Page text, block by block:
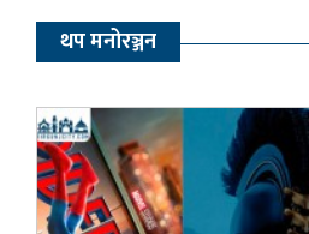
थप मनोरञ्जन